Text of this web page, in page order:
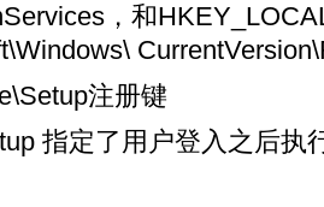
，和
注册键
指定了用户登入之后执